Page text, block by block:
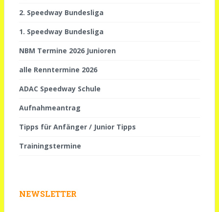
2. Speedway Bundesliga
1. Speedway Bundesliga
NBM Termine 2026 Junioren
alle Renntermine 2026
ADAC Speedway Schule
Aufnahmeantrag
Tipps für Anfänger / Junior Tipps
Trainingstermine
NEWSLETTER